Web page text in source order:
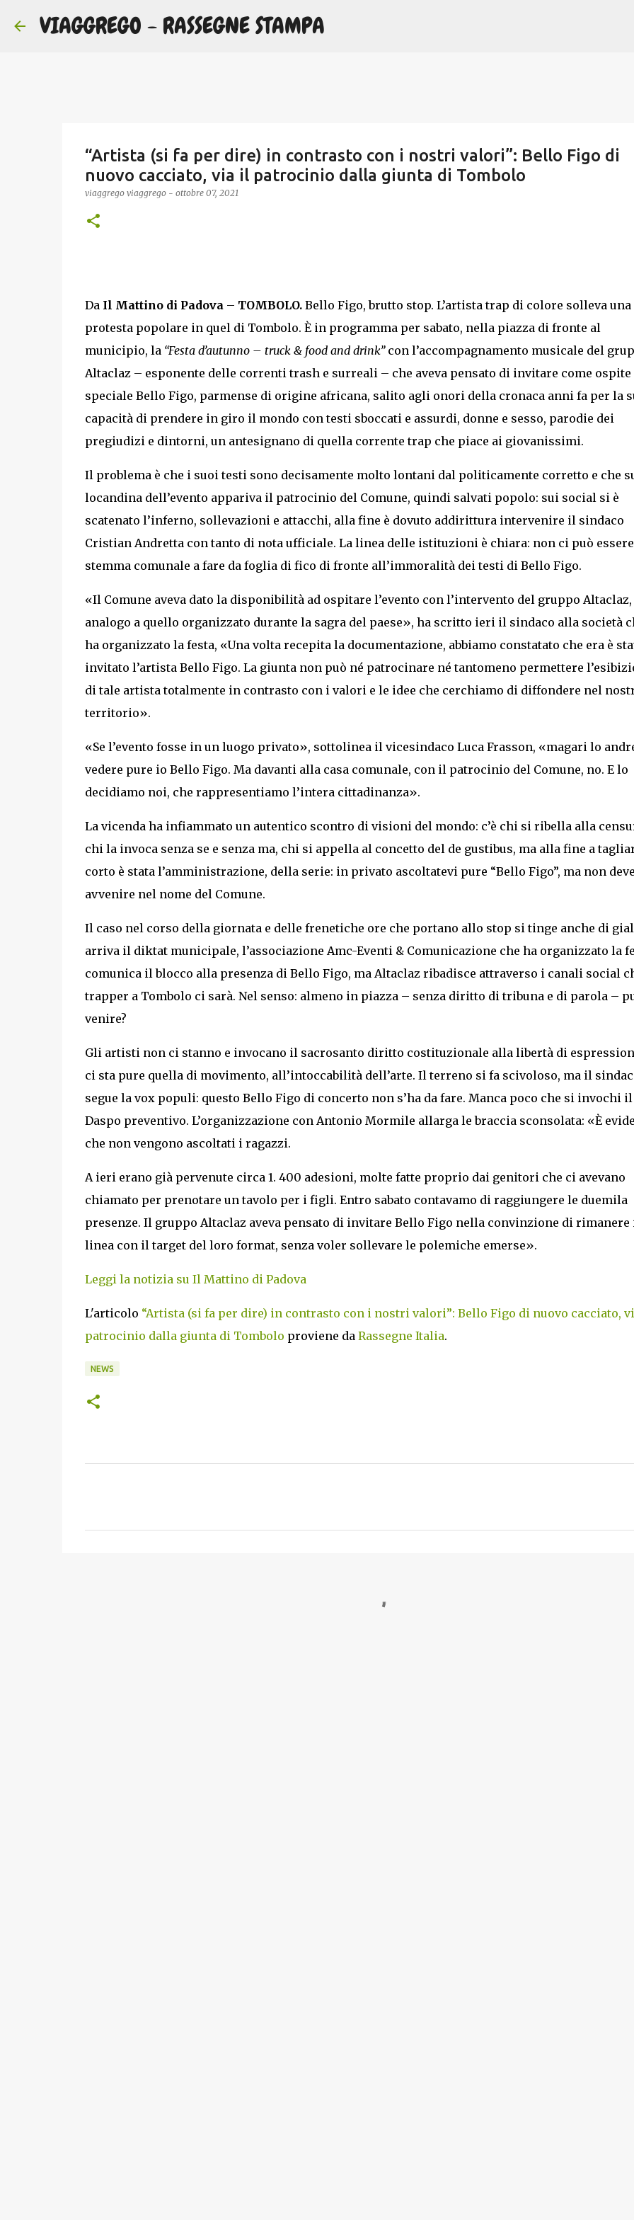
VIAGGREGO - RASSEGNE STAMPA
“Artista (si fa per dire) in contrasto con i nostri valori”: Bello Figo di
nuovo cacciato, via il patrocinio dalla giunta di Tombolo
viaggrego viaggrego - ottobre 07, 2021
Da Il Mattino di Padova – TOMBOLO. Bello Figo, brutto stop. L’artista trap di colore solleva una
protesta popolare in quel di Tombolo. È in programma per sabato, nella piazza di fronte al
municipio, la “Festa d’autunno – truck & food and drink”con l’accompagnamento musicale del
Altaclaz – esponente delle correnti trash e surreali – che aveva pensato di invitare come ospite
speciale Bello Figo, parmense di origine africana, salito agli onori della cronaca anni fa per la
capacità di prendere in giro il mondo con testi sboccati e assurdi, donne e sesso, parodie dei
pregiudizi e dintorni, un antesignano di quella corrente trap che piace ai giovanissimi.
Il problema è che i suoi testi sono decisamente molto lontani dal politicamente corretto e che
locandina dell’evento appariva il patrocinio del Comune, quindi salvati popolo: sui social si è
scatenato l’inferno, sollevazioni e attacchi, alla fine è dovuto addirittura intervenire il sindaco
Cristian Andretta con tanto di nota ufficiale. La linea delle istituzioni è chiara: non ci può
stemma comunale a fare da foglia di fico di fronte all’immoralità dei testi di Bello Figo.
«Il Comune aveva dato la disponibilità ad ospitare l’evento con l’intervento del gruppo Altaclaz,
analogo a quello organizzato durante la sagra del paese», ha scritto ieri il sindaco alla società
ha organizzato la festa, «Una volta recepita la documentazione, abbiamo constatato che era è
invitato l’artista Bello Figo. La giunta non può né patrocinare né tantomeno permettere
di tale artista totalmente in contrasto con i valori e le idee che cerchiamo di diffondere nel
territorio».
«Se l’evento fosse in un luogo privato», sottolinea il vicesindaco Luca Frasson, «magari lo
vedere pure io Bello Figo. Ma davanti alla casa comunale, con il patrocinio del Comune, no. E lo
decidiamo noi, che rappresentiamo l’intera cittadinanza».
La vicenda ha infiammato un autentico scontro di visioni del mondo: c’è chi si ribella alla
chi la invoca senza se e senza ma, chi si appella al concetto del de gustibus, ma alla fine a
corto è stata l’amministrazione, della serie: in privato ascoltatevi pure “Bello Figo”, ma non deve
avvenire nel nome del Comune.
Il caso nel corso della giornata e delle frenetiche ore che portano allo stop si tinge anche di
arriva il diktat municipale, l’associazione Amc-Eventi & Comunicazione che ha organizzato la
comunica il blocco alla presenza di Bello Figo, ma Altaclaz ribadisce attraverso i canali social
trapper a Tombolo ci sarà. Nel senso: almeno in piazza – senza diritto di tribuna e di parola –
venire?
Gli artisti non ci stanno e invocano il sacrosanto diritto costituzionale alla libertà di
ci sta pure quella di movimento, all’intoccabilità dell’arte. Il terreno si fa scivoloso, ma il
segue la vox populi: questo Bello Figo di concerto non s’ha da fare. Manca poco che si invochi il
Daspo preventivo. L’organizzazione con Antonio Mormile allarga le braccia sconsolata: «È
che non vengono ascoltati i ragazzi.
A ieri erano già pervenute circa 1. 400 adesioni, molte fatte proprio dai genitori che ci avevano
chiamato per prenotare un tavolo per i figli. Entro sabato contavamo di raggiungere le duemila
presenze. Il gruppo Altaclaz aveva pensato di invitare Bello Figo nella convinzione di rimanere
linea con il target del loro format, senza voler sollevare le polemiche emerse».
Leggi la notizia su Il Mattino di Padova
L'articolo “Artista (si fa per dire) in contrasto con i nostri valori”: Bello Figo di nuovo cacciato,
patrocinio dalla giunta di Tombolo proviene da Rassegne Italia.
NEWS